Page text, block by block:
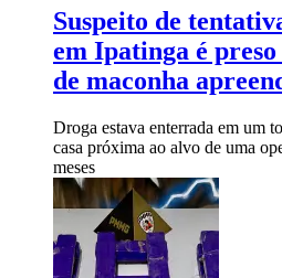
Suspeito de
em Ipatinga é
de maconha
Droga estava enterrada em um
casa próxima ao alvo de uma
meses